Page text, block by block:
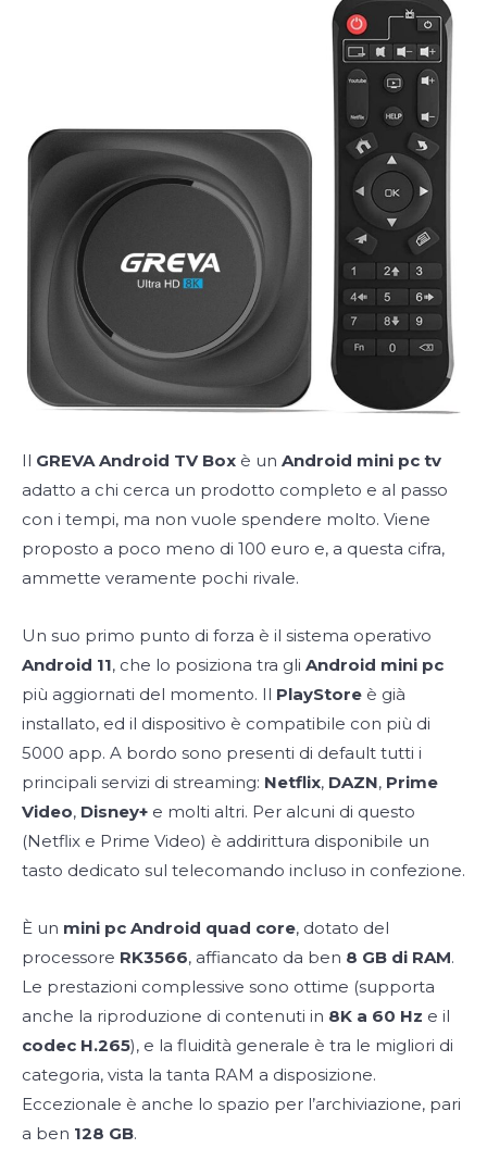
Il GREVA Android TV Box è un Android mini pc tv
adatto a chi cerca un prodotto completo e al passo
con i tempi, ma non vuole spendere molto. Viene
proposto a poco meno di 100 euro e, a questa cifra,
ammette veramente pochi rivale.
Un suo primo punto di forza è il sistema operativo
Android 11, che lo posiziona tra gli Android mini pc
più aggiornati del momento. Il PlayStore è già
installato, ed il dispositivo è compatibile con più di
5000 app. A bordo sono presenti di default tutti i
principali servizi di streaming: Netflix, DAZN, Prime
Video, Disney+ e molti altri. Per alcuni di questo
(Netflix e Prime Video) è addirittura disponibile un
tasto dedicato sul telecomando incluso in confezione.
È un mini pc Android quad core, dotato del
processore RK3566, affiancato da ben 8 GB di RAM.
Le prestazioni complessive sono ottime (supporta
anche la riproduzione di contenuti in 8K a 60 Hz e il
codec H.265), e la fluidità generale è tra le migliori di
categoria, vista la tanta RAM a disposizione.
Eccezionale è anche lo spazio per l’archiviazione, pari
a ben 128 GB.